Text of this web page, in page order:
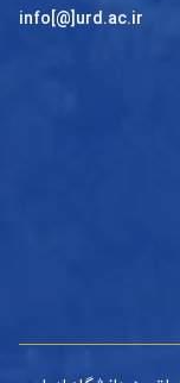
info[@]urd.ac.ir